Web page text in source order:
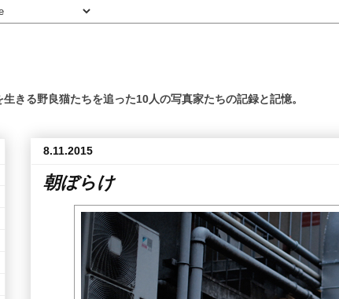
きる野良猫たちを追った10人の写真家たちの記録と記憶。
8.11.2015
朝ぼらけ